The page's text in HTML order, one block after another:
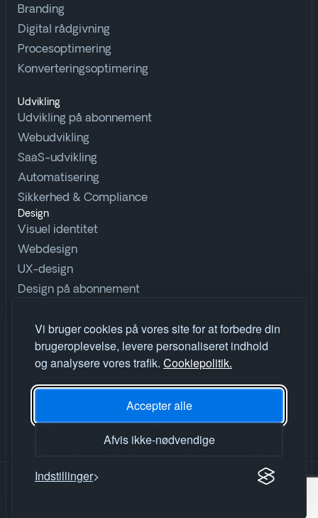
Vi bruger cookies på vores site for at forbedre din
brugeroplevelse, levere personaliseret indhold
og analysere vores trafik. Cookiepolitik.
Accepter alle
Afvis ikke-nødvendige
Indstillinger
Branding
Digital rådgivning
Procesoptimering
Konverteringsoptimering
Udvikling
Udvikling på abonnement
Webudvikling
SaaS-udvikling
Automatisering
Sikkerhed & Compliance
Design
Visuel identitet
Webdesign
UX-design
Design på abonnement
Udforsk
Ordbog
Insights
Vores proces